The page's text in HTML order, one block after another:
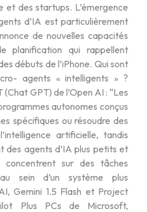
et des startups. L’émergence
d’IA est particulièrement
de nouvelles capacités
planification qui rappellent
débuts de l’iPhone. Qui sont
agents « intelligents » ?
(Chat GPT) de l’Open AI : “Les
autonomes conçus
spécifiques ou résoudre des
artificielle, tandis
des agents d’IA plus petits et
concentrent sur des tâches
sein d’un système plus
Gemini 1.5 Flash et Project
Plus PCs de Microsoft,